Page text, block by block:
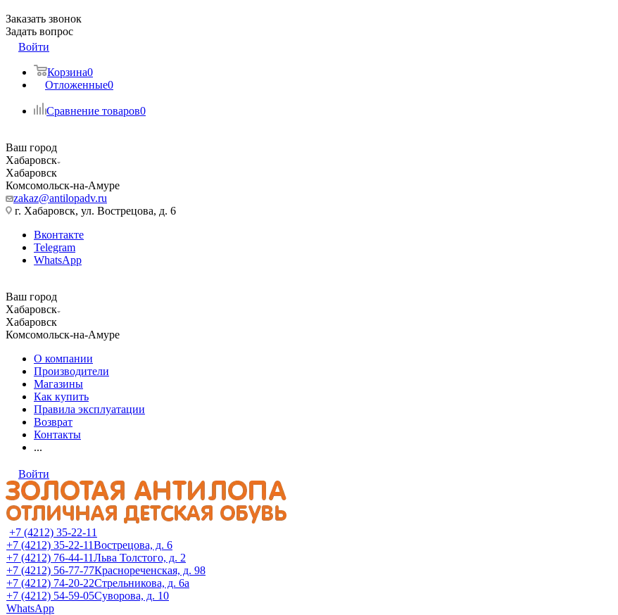
Заказать звонок
Задать вопрос
Войти
Корзина0
Отложенные0
Сравнение товаров0
Ваш город
Хабаровск
Хабаровск
Комсомольск-на-Амуре
zakaz@antilopadv.ru
г. Хабаровск, ул. Вострецова, д. 6
Вконтакте
Telegram
WhatsApp
Ваш город
Хабаровск
Хабаровск
Комсомольск-на-Амуре
О компании
Производители
Магазины
Как купить
Правила эксплуатации
Возврат
Контакты
...
Войти
+7 (4212) 35-22-11
+7 (4212) 35-22-11Вострецова, д. 6
+7 (4212) 76-44-11Льва Толстого, д. 2
+7 (4212) 56-77-77Краснореченская, д. 98
+7 (4212) 74-20-22Стрельникова, д. 6а
+7 (4212) 54-59-05Суворова, д. 10
WhatsApp